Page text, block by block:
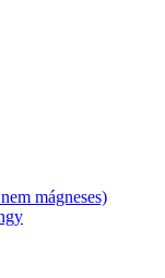
mágneses)